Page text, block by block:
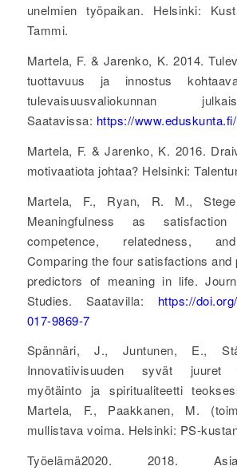
unelmien työpaikan. Helsinki:
Tammi.
Martela, F. & Jarenko, K. 2014.
tuottavuus ja innostus
tulevaisuusvaliokunnan
Saatavissa: https://
Martela, F. & Jarenko, K. 2016.
motivaatiota johtaa? Helsinki:
Martela, F., Ryan, R. M.,
Meaningfulness as
competence, relatedness,
Comparing the four satisfactions
predictors of meaning in life.
Studies. Saatavilla: https://
017-9869-7
Spännäri, J., Juntunen, E.,
Innovatiivisuuden syvät juuret
myötäinto ja spiritualiteetti
Martela, F., Paakkanen, M.
mullistava voima. Helsinki: PS-
Työelämä2020. 2018.